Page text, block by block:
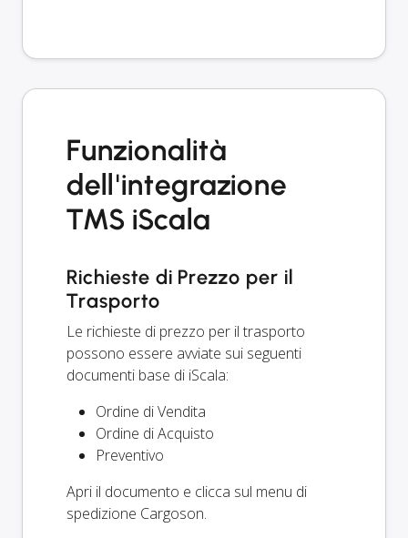
Funzionalità
dell'integrazione
TMS iScala
Richieste di Prezzo per il
Trasporto
Le richieste di prezzo per il trasporto
possono essere avviate sui seguenti
documenti base di iScala:
Ordine di Vendita
Ordine di Acquisto
Preventivo
Apri il documento e clicca sul menu di
spedizione Cargoson.